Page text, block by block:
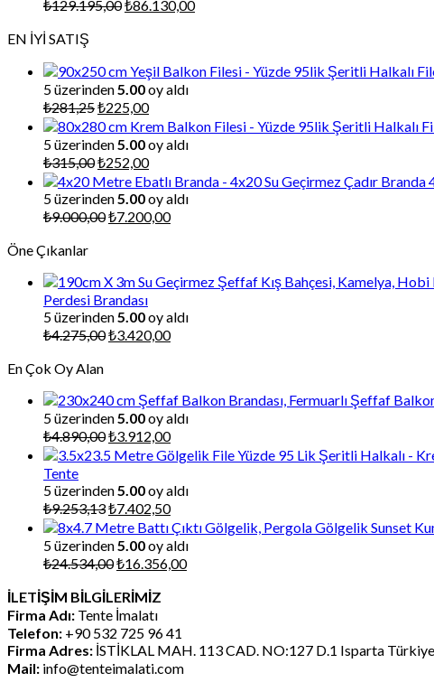
₺129.195,00₺86.130,00
EN İYİ SATIŞ
5 üzerinden5.00oy aldı
₺281,25Orijinal
fiyat:
₺281,25.
₺225,00Şu
andaki
fiyat:
₺225,00.
5 üzerinden5.00oy aldı
₺315,00Orijinal
fiyat:
₺315,00.
₺252,00Şu
andaki
fiyat:
₺252,00.
5 üzerinden5.00oy aldı
₺9.000,00Orijinal
₺7.200,00Şu
Öne Çıkanlar
Perdesi Brandası
5 üzerinden5.00oy aldı
₺4.275,00Orijinal
₺3.420,00Şu
En Çok Oy Alan
5 üzerinden5.00oy aldı
₺4.890,00Orijinal
fiyat:
₺3.912,00Şu
andaki
fiyat:
₺3.912,00.
Tente
5 üzerinden5.00oy aldı
₺9.253,13Orijinal
fiyat:
₺9.253,13.
₺7.402,50Şu
andaki
fiyat:
₺7.402,50.
5 üzerinden5.00oy aldı
₺24.534,00Orijinal
₺24.534,00.
₺16.356,00Şu
İLETİŞİM BİLGİLERİMİZ
Firma Adı: Tente İmalatı
Telefon: +90 532 725 96 41
Firma Adres: İSTİKLAL MAH. 113 CAD. NO:127 D.1 Isparta
Mail: info@tenteimalati.com